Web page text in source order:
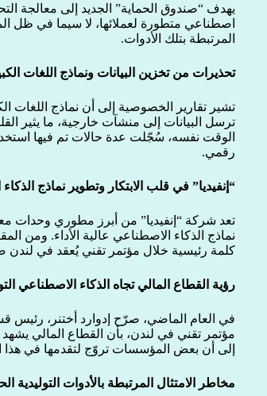
يهدف “صندوق الحماية” الجديد إلى معالجة
اصطناعي متطورة لعملائها، لا سيما في ظل
المرتبطة بتلك الأدوات.
تحذيرات من تخزين البيانات ونماذج اللغات
ترسل البيانات إلى منشآت خارجية، ما يثير
الوقت نفسه، سُجّلت عدة حالات تم فيها
رقمي.
“إنفيديا” في قلب الابتكار وتطوير نماذج
نماذج الذكاء الاصطناعي عالية الأداء. ومن
كلمة رئيسية خلال مؤتمر تقني يُعقد في لندن
رؤية القطاع المالي تجاه الذكاء الاصطناعي
مؤتمر تقني في لندن، بأن القطاع المالي
إلى أن بعض المؤسسات تروّج لتقدمها في هذا
مخاطر الامتثال المرتبطة بالأدوات التوليدية